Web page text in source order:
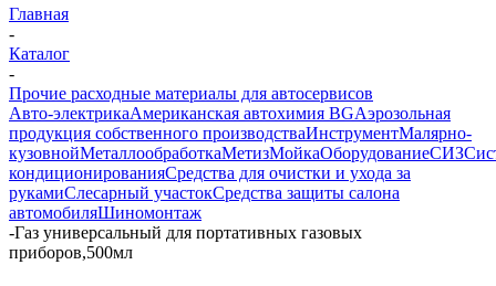
Главная
-
Каталог
-
Прочие расходные материалы для автосервисов
Авто-электрикаАмериканская автохимия BGАэрозольная
продукция собственного производстваИнструментМалярно-
кузовнойМеталлообработкаМетизМойкаОборудованиеСИЗ
кондиционированияСредства для очистки и ухода за
рукамиСлесарный участокСредства защиты салона
автомобиляШиномонтаж
-Газ универсальный для портативных газовых
приборов,500мл